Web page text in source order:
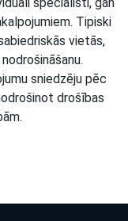
Tipiski
vietās,
sniedzēju pēc
drošības